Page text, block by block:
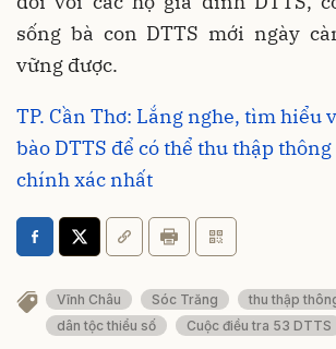
sống bà con DTTS mới ngày
vững được.
TP. Cần Thơ: Lắng nghe, tìm hiểu
bào DTTS để có thể thu thập
chính xác nhất
Vĩnh Châu Sóc Trăng thu thập
dân tộc thiểu số
Cuộc điều tra 53 DTTS